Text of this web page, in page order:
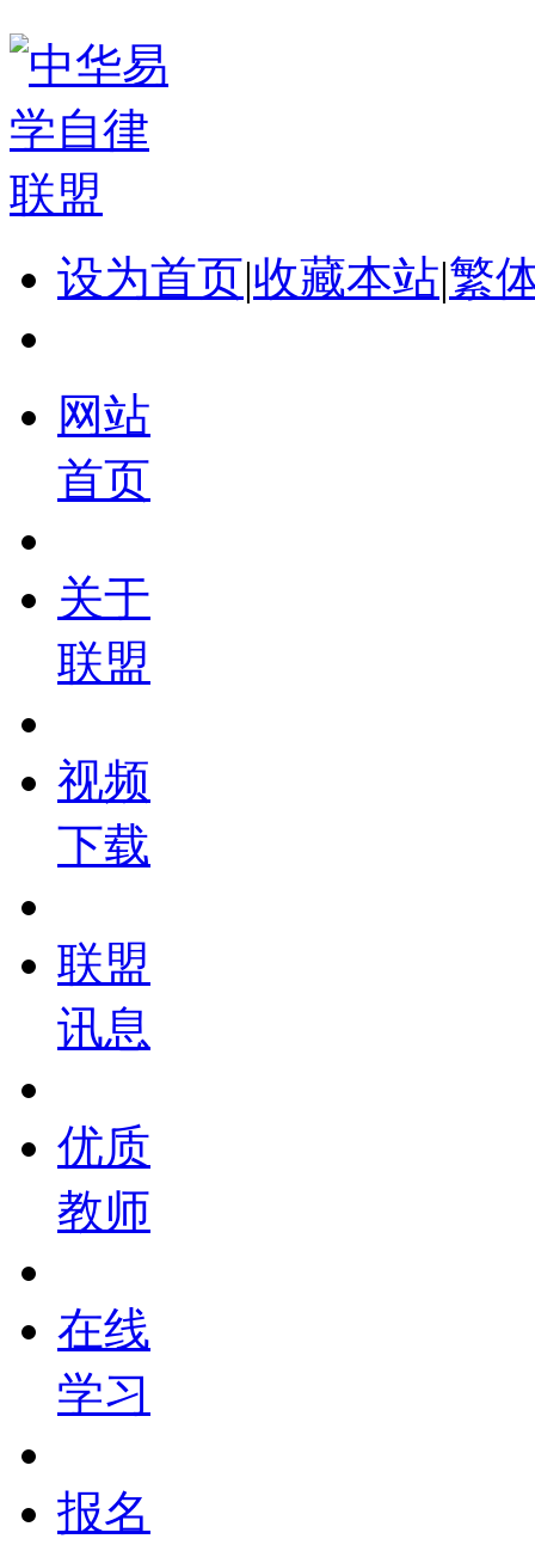
设为首页|收藏本站|繁
网站
首页
关于
联盟
视频
下载
联盟
讯息
优质
教师
在线
学习
报名